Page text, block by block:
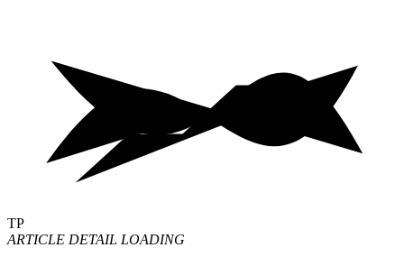
TP
ARTICLE DETAIL LOADING